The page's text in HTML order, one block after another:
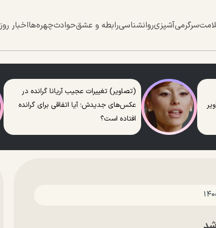
سرگرمیآشپزیروانشناسیرابطه و عشقحوادثچهره‌هااخبار روز
(تصاویر) تغییرات عجیب آریانا گرانده در
عکس‌های جدیدش؛ آیا اتفاقی برای گرانده
افتاده است؟